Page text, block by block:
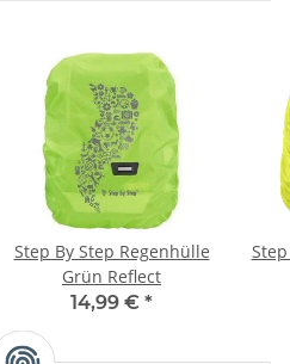
Step By Step Regenhülle
Grün Reflect
14,99 € *